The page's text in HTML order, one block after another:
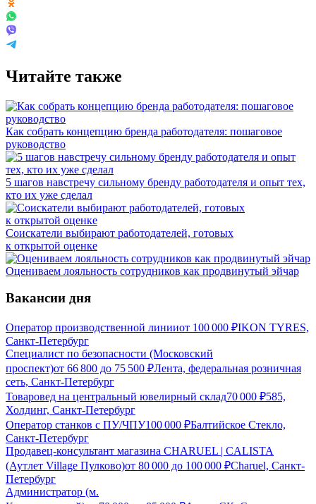
Читайте также
Как собрать концепцию бренда работодателя: пошаговое
руководство
5 шагов навстречу сильному бренду работодателя и опыт тех,
кто их уже сделал
Соискатели выбирают работодателей, готовых
к открытой оценке
Оцениваем лояльность сотрудников как продвинутый эйчар
Вакансии дня
Оператор производственной линииот 100 000 ₽IKON TYRES,
Санкт-Петербург
Специалист по безопасности (Московский
проспект)от 66 800 до 75 500 ₽Лента, федеральная розничная
сеть, Санкт-Петербург
Товаровед на центральный ювелирный склад70 000 ₽585,
Холдинг, Санкт-Петербург
Оператор станков с ПУ/ЧПУ100 000 ₽Балтийское Стекло,
Санкт-Петербург
Продавец-консультант магазина CHARUEL | CALISTA
(Аутлет Village Пулково)от 80 000 до 100 000 ₽Charuel, Санкт-
Петербург
Администратор (м.